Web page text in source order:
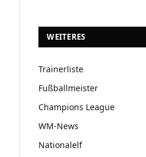
WEITERES
Trainerliste
Fußballmeister
Champions League
WM-News
Nationalelf